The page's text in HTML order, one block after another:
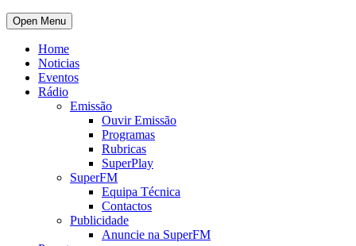
Open Menu
Home
Noticias
Eventos
Rádio
Emissão
Ouvir Emissão
Programas
Rubricas
SuperPlay
SuperFM
Equipa Técnica
Contactos
Publicidade
Anuncie na SuperFM